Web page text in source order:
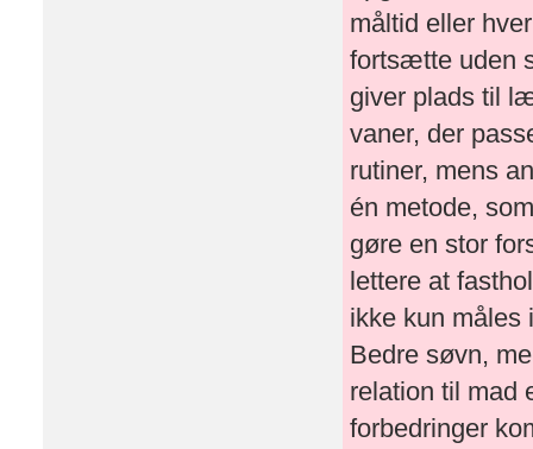
måltid eller
fortsætte uden
giver plads til
vaner, der
rutiner, mens
én metode,
gøre en stor
lettere at
ikke kun
Bedre søvn,
relation til mad
forbedringer